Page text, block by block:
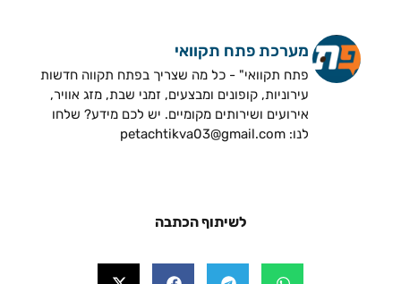
מערכת פתח תקוואי
פתח תקוואי" - כל מה שצריך בפתח תקווה חדשות
עירוניות, קופונים ומבצעים, זמני שבת, מזג אוויר,
אירועים ושירותים מקומיים. יש לכם מידע? שלחו
לנו: petachtikva03@gmail.com
לשיתוף הכתבה